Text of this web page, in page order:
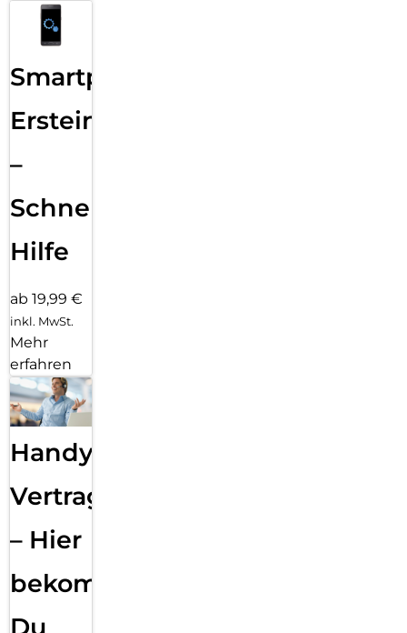
Smartphone
Ersteinrichtung
–
Schnelle
Hilfe
ab 19,99 €
inkl. MwSt.
Mehr
erfahren
Handy
Vertragsabwicklung
– Hier
bekommst